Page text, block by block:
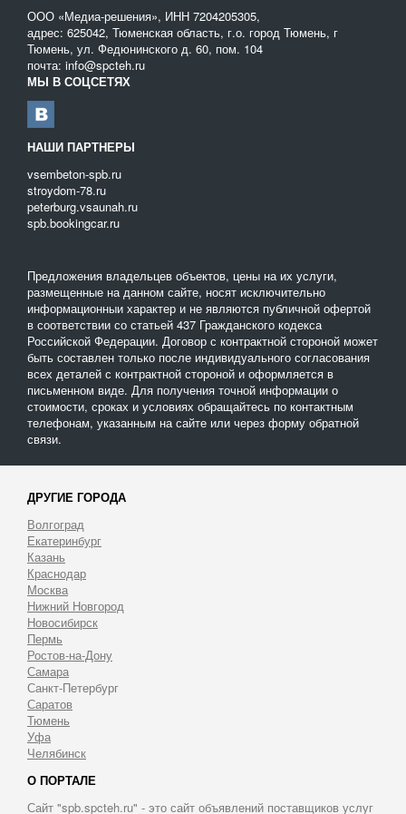
ООО «Медиа-решения», ИНН 7204205305,
адрес: 625042, Тюменская область, г.о. город Тюмень, г
Тюмень, ул. Федюнинского д. 60, пом. 104
почта: info@spcteh.ru
МЫ В СОЦСЕТЯХ
НАШИ ПАРТНЕРЫ
vsembeton-spb.ru
stroydom-78.ru
peterburg.vsaunah.ru
spb.bookingcar.ru
Предложения владельцев объектов, цены на их услуги,
размещенные на данном сайте, носят исключительно
информационныи характер и не являются публичной офертой
в соответствии со статьей 437 Гражданского кодекса
Российской Федерации. Договор с контрактной стороной может
быть составлен только после индивидуального согласования
всех деталей с контрактной стороной и оформляется в
письменном виде. Для получения точной информации о
стоимости, сроках и условиях обращайтесь по контактным
телефонам, указанным на сайте или через форму обратной
связи.
ДРУГИЕ ГОРОДА
Волгоград
Екатеринбург
Казань
Краснодар
Москва
Нижний Новгород
Новосибирск
Пермь
Ростов-на-Дону
Самара
Санкт-Петербург
Саратов
Тюмень
Уфа
Челябинск
О ПОРТАЛЕ
Сайт "spb.spcteh.ru" - это сайт объявлений поставщиков услуг